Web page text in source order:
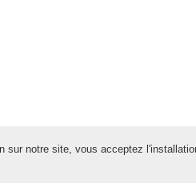
sur notre site, vous acceptez